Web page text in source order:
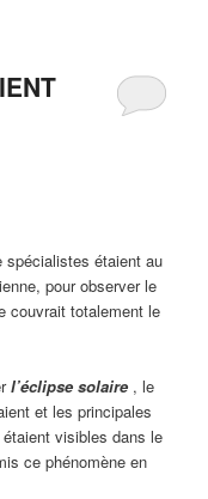
spécialistes étaient au
pour observer le
couvrait totalement le
l’éclipse solaire , le
et les principales
visibles dans le
ce phénomène en